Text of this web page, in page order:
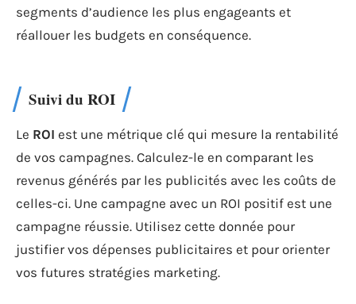
segments d’audience les plus engageants et
réallouer les budgets en conséquence.
Suivi du ROI
Le ROI est une métrique clé qui mesure la rentabilité
de vos campagnes. Calculez-le en comparant les
revenus générés par les publicités avec les coûts de
celles-ci. Une campagne avec un ROI positif est une
campagne réussie. Utilisez cette donnée pour
justifier vos dépenses publicitaires et pour orienter
vos futures stratégies marketing.